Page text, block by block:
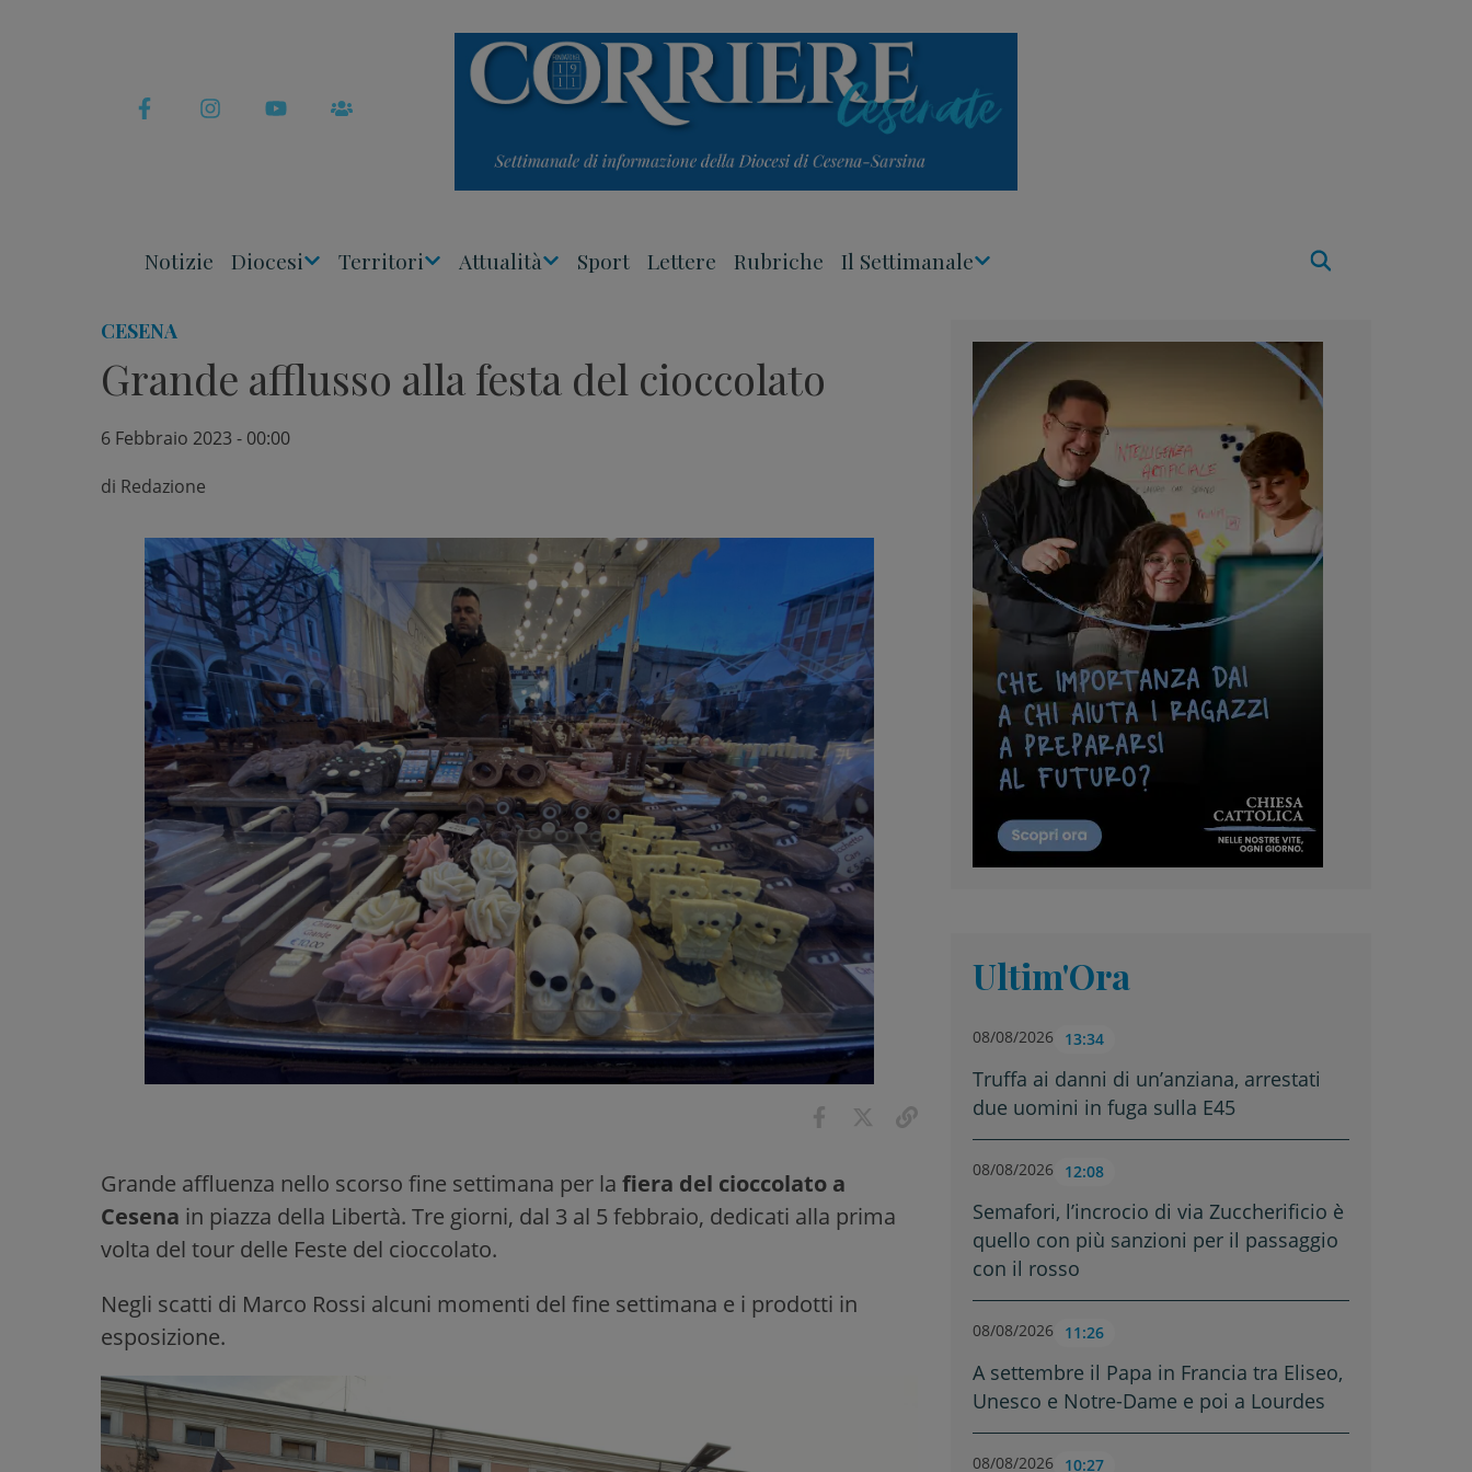
Notizie Diocesi Territori Attualità Sport Lettere Rubriche Il Settimanale
CESENA
Grande afflusso alla festa del cioccolato
6 Febbraio 2023 - 00:00
di Redazione
Grande affluenza nello scorso fine settimana per la fiera del cioccolato a
Cesena in piazza della Libertà. Tre giorni, dal 3 al 5 febbraio, dedicati alla prima
volta del tour delle Feste del cioccolato.
Negli scatti di Marco Rossi alcuni momenti del fine settimana e i prodotti in
esposizione.
Ultim'Ora
08/08/2026 13:34
Truffa ai danni di un’anziana, arrestati
due uomini in fuga sulla E45
08/08/2026 12:08
Semafori, l’incrocio di via Zuccherificio è
quello con più sanzioni per il passaggio
con il rosso
08/08/2026 11:26
A settembre il Papa in Francia tra Eliseo,
Unesco e Notre-Dame e poi a Lourdes
08/08/2026 10:27